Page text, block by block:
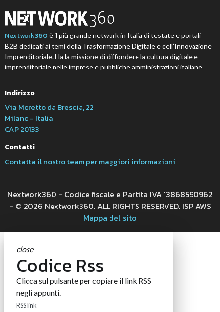
Nextwork360 è il più grande network in Italia di testate e portali
B2B dedicati ai temi della Trasformazione Digitale e dell’Innovazione
Imprenditoriale. Ha la missione di diffondere la cultura digitale e
imprenditoriale nelle imprese e pubbliche amministrazioni italiane.
Indirizzo
Via Moretto da Brescia, 22
Milano - Italia
CAP 20133
Contatti
Contatta il nostro team per maggiori informazioni
Nextwork360 - Codice fiscale e Partita IVA 13868590962
- © 2026 Nextwork360. ALL RIGHTS RESERVED. ISP AWS
Mappa del sito
close
Codice Rss
Clicca sul pulsante per copiare il link RSS
negli appunti.
RSS link